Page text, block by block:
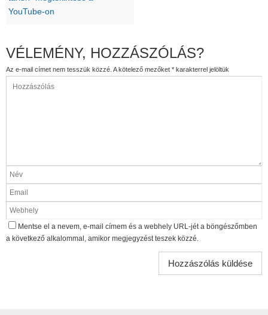
YouTube-on
VÉLEMÉNY, HOZZÁSZÓLÁS?
Az e-mail címet nem tesszük közzé. A kötelező mezőket * karakterrel jelöltük
Mentse el a nevem, e-mail címem és a webhely URL-jét a böngészőmben
a következő alkalommal, amikor megjegyzést teszek közzé.